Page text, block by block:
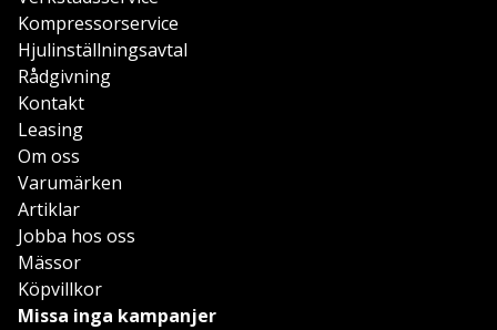
Kompressorservice
Hjulinställningsavtal
Rådgivning
Kontakt
Leasing
Om oss
Varumärken
Artiklar
Jobba hos oss
Mässor
Köpvillkor
Missa inga kampanjer